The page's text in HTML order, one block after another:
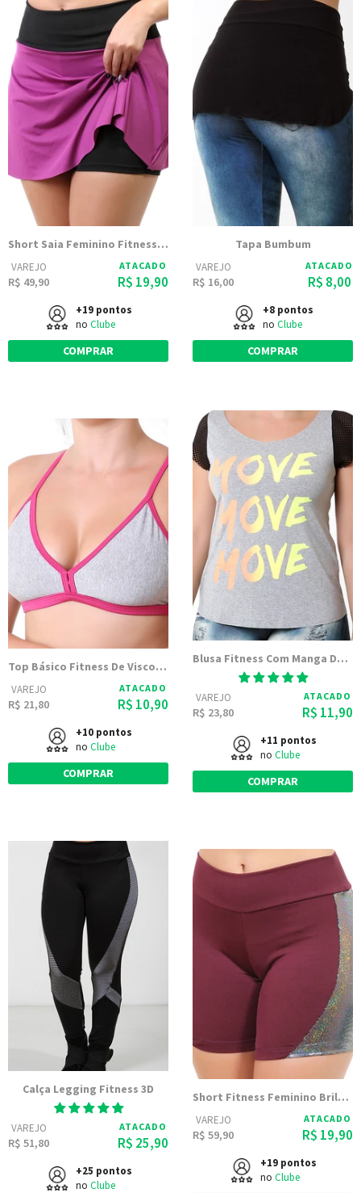
Short Saia Feminino Fitness Liso 9035
VAREJO
R$ 49,90
ATACADO
R$ 19,90
+19 pontos
no Clube
COMPRAR
Tapa Bumbum
VAREJO
R$ 16,00
ATACADO
R$ 8,00
+8 pontos
no Clube
COMPRAR
Top Básico Fitness De Viscose Sem Bojo
VAREJO
R$ 21,80
ATACADO
R$ 10,90
+10 pontos
no Clube
COMPRAR
Blusa Fitness Com Manga De Tela
VAREJO
R$ 23,80
ATACADO
R$ 11,90
+11 pontos
no Clube
COMPRAR
Calça Legging Fitness 3D
VAREJO
R$ 51,80
ATACADO
R$ 25,90
+25 pontos
no Clube
Short Fitness Feminino Brilho Suplex 9857
VAREJO
R$ 59,90
ATACADO
R$ 19,90
+19 pontos
no Clube